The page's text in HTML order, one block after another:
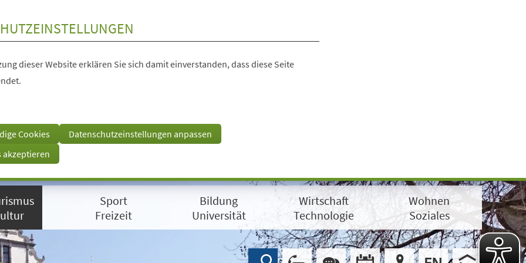
dieser Website erklären Sie sich damit einverstanden, dass diese Seite
Cookies
Datenschutzeinstellungen anpassen
akzeptieren
Sport
Freizeit
Bildung
Universität
Wirtschaft
Technologie
Wohnen
Soziales